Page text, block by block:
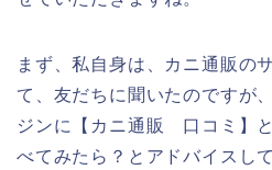
まず、私自身は、カニ通販の
て、友だちに聞いたのですが
ジンに【カニ通販 口コミ】
べてみたら？とアドバイスし